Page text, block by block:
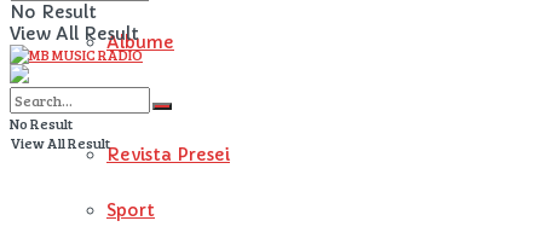
Albume
STIRI
Revista Presei
Sport
No Result
View All Result
No Result
View All Result